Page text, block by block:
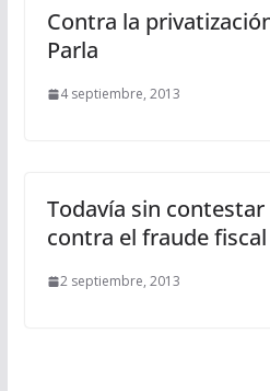
Contra la
Parla
4 septiembre, 2013
Todavía sin
contra el fraude fiscal
2 septiembre, 2013